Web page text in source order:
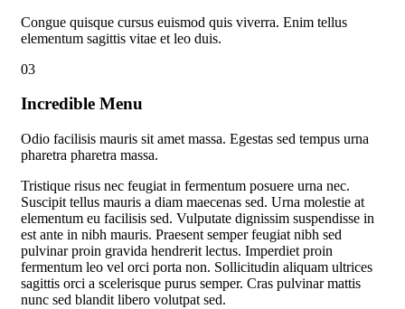
Congue quisque cursus euismod quis viverra. Enim tellus
elementum sagittis vitae et leo duis.
03
Incredible Menu
Odio facilisis mauris sit amet massa. Egestas sed tempus urna
pharetra pharetra massa.
Tristique risus nec feugiat in fermentum posuere urna nec.
Suscipit tellus mauris a diam maecenas sed. Urna molestie at
elementum eu facilisis sed. Vulputate dignissim suspendisse in
est ante in nibh mauris. Praesent semper feugiat nibh sed
pulvinar proin gravida hendrerit lectus. Imperdiet proin
fermentum leo vel orci porta non. Sollicitudin aliquam ultrices
sagittis orci a scelerisque purus semper. Cras pulvinar mattis
nunc sed blandit libero volutpat sed.